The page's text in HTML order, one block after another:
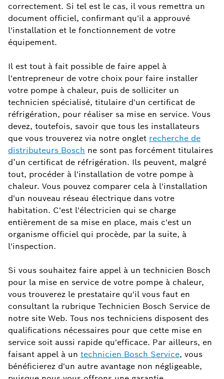
correctement. Si tel est le cas, il vous remettra un
document officiel, confirmant qu'il a approuvé
l'installation et le fonctionnement de votre
équipement.
Il est tout à fait possible de faire appel à
l'entrepreneur de votre choix pour faire installer
votre pompe à chaleur, puis de solliciter un
technicien spécialisé, titulaire d'un certificat de
réfrigération, pour réaliser sa mise en service. Vous
devez, toutefois, savoir que tous les installateurs
que vous trouverez via notre onglet recherche de
distributeurs Bosch ne sont pas forcément titulaires
d’un certificat de réfrigération. Ils peuvent, malgré
tout, procéder à l'installation de votre pompe à
chaleur. Vous pouvez comparer cela à l'installation
d'un nouveau réseau électrique dans votre
habitation. C'est l'électricien qui se charge
entièrement de sa mise en place, mais c'est un
organisme officiel qui procède, par la suite, à
l'inspection.
Si vous souhaitez faire appel à un technicien Bosch
pour la mise en service de votre pompe à chaleur,
vous trouverez le prestataire qu'il vous faut en
consultant la rubrique Technicien Bosch Service de
notre site Web. Tous nos techniciens disposent des
qualifications nécessaires pour que cette mise en
service soit aussi rapide qu'efficace. Par ailleurs, en
faisant appel à un technicien Bosch Service, vous
bénéficierez d'un autre avantage non négligeable,